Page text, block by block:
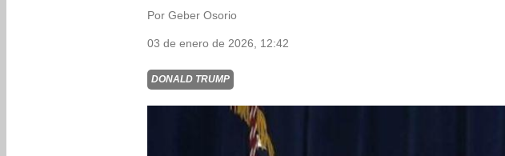
Por Geber Osorio
03 de enero de 2026, 12:42
DONALD TRUMP